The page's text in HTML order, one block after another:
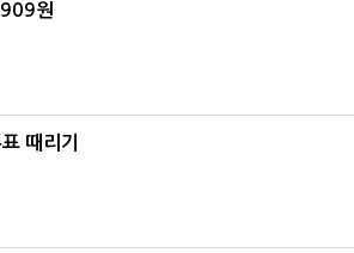
원
때리기